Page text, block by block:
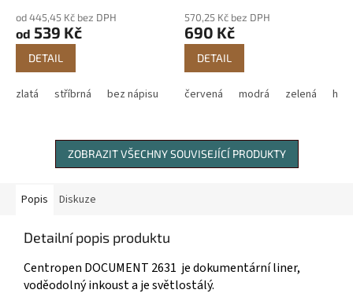
od 445,45 Kč bez DPH
od 539 Kč
DETAIL
zlatá stříbrná bez nápisu
570,25 Kč bez DPH
690 Kč
DETAIL
červená modrá zelená
ZOBRAZIT VŠECHNY SOUVISEJÍCÍ PRODUKTY
Popis Diskuze
Detailní popis produktu
Centropen DOCUMENT 2631 je dokumentární liner,
voděodolný inkoust a je světlostálý.